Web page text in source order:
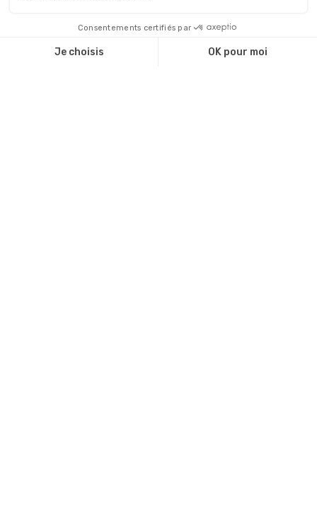
Services